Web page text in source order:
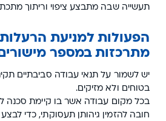
תעשייה שבה מתבצע ציפוי וריתוך
הפעולות למניעת
מתרכזות במספר
יש לשמור על תנאי עבודה סביבתיים
בטוחים ולא מזיקים.
בכל מקום עבודה אשר בו קיימת סכנה
חובה להזמין גיהותן תעסוקתי, כדי